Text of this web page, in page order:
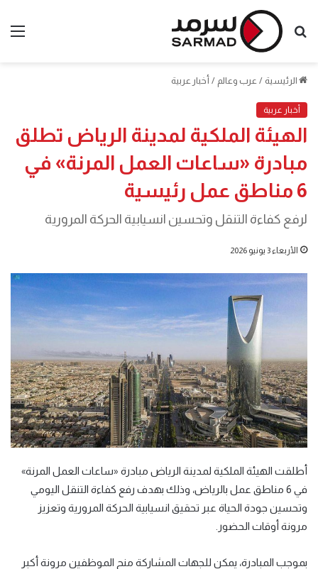
بحث
الرئيسية / عرب وعالم / أخبار عربية
أخبار عربية
الهيئة الملكية لمدينة الرياض تطلق
مبادرة «ساعات العمل المرنة» في
6 مناطق عمل رئيسية
لرفع كفاءة التنقل وتحسين انسيابية الحركة المرورية
الأربعاء 3 يونيو 2026
أطلقت الهيئة الملكية لمدينة الرياض مبادرة «ساعات العمل المرنة»
في 6 مناطق عمل بالرياض، وذلك بهدف رفع كفاءة التنقل اليومي
وتحسين جودة الحياة عبر تحقيق انسيابية الحركة المرورية وتعزيز
مرونة أوقات الحضور.
بموجب المبادرة، يمكن للجهات المشاركة منح الموظفين مرونة أكبر